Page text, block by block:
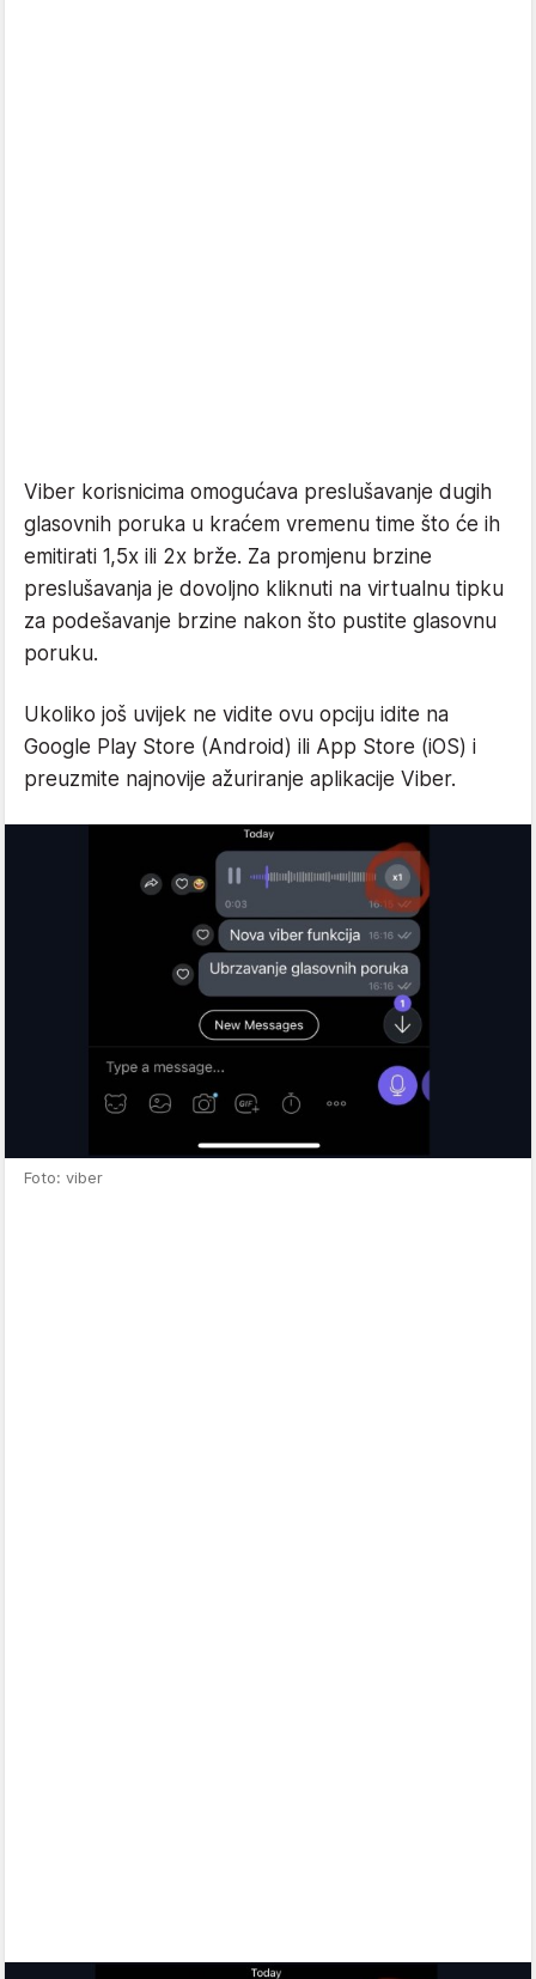
Viber korisnicima omogućava preslušavanje dugih
glasovnih poruka u kraćem vremenu time što će ih
emitirati 1,5x ili 2x brže. Za promjenu brzine
preslušavanja je dovoljno kliknuti na virtualnu tipku
za podešavanje brzine nakon što pustite glasovnu
poruku.
Ukoliko još uvijek ne vidite ovu opciju idite na
Google Play Store (Android) ili App Store (iOS) i
preuzmite najnovije ažuriranje aplikacije Viber.
Foto: viber